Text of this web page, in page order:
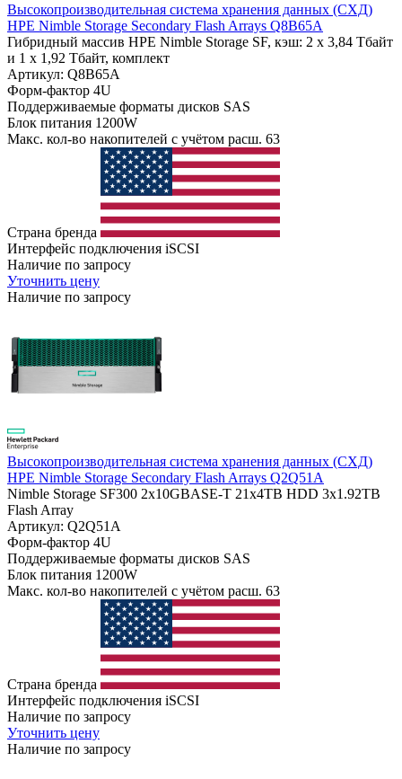
Высокопроизводительная система хранения данных (СХД)
HPE Nimble Storage Secondary Flash Arrays Q8B65A
Гибридный массив HPE Nimble Storage SF, кэш: 2 x 3,84 Тбайт
и 1 x 1,92 Тбайт, комплект
Артикул: Q8B65A
Форм-фактор 4U
Поддерживаемые форматы дисков SAS
Блок питания 1200W
Макс. кол-во накопителей с учётом расш. 63
Страна бренда
Интерфейс подключения iSCSI
Наличие по запросу
Уточнить цену
Наличие по запросу
Высокопроизводительная система хранения данных (СХД)
HPE Nimble Storage Secondary Flash Arrays Q2Q51A
Nimble Storage SF300 2x10GBASE-T 21x4TB HDD 3x1.92TB
Flash Array
Артикул: Q2Q51A
Форм-фактор 4U
Поддерживаемые форматы дисков SAS
Блок питания 1200W
Макс. кол-во накопителей с учётом расш. 63
Страна бренда
Интерфейс подключения iSCSI
Наличие по запросу
Уточнить цену
Наличие по запросу